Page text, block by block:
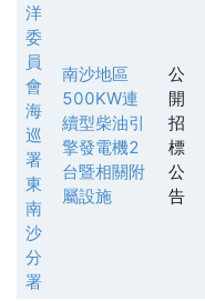
洋
委
員
會
海
巡
署
東
南
沙
分
署
南沙地區
500KW連
續型柴油引
擎發電機2
台暨相關附
屬設施
公
開
招
標
公
告